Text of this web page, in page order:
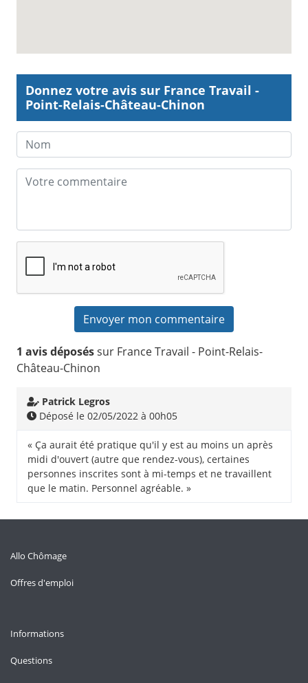
Donnez votre avis sur France Travail -
Point-Relais-Château-Chinon
1 avis déposéssur France Travail - Point-Relais-
Château-Chinon
Patrick Legros
Déposé le 02/05/2022 à 00h05
« Ça aurait été pratique qu'il y est au moins un après
midi d'ouvert (autre que rendez-vous), certaines
personnes inscrites sont à mi-temps et ne travaillent
que le matin. Personnel agréable. »
Allo Chômage
Offres d'emploi
Informations
Questions